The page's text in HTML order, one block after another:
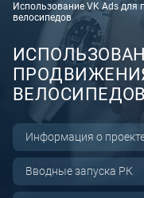
Использование VK Ads для
велосипедов
ВЕЛОСИПЕДОВ
Информация о
Вводные запуска РК